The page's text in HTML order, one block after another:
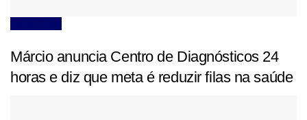
Márcio anuncia Centro de Diagnósticos 24
horas e diz que meta é reduzir filas na saúde